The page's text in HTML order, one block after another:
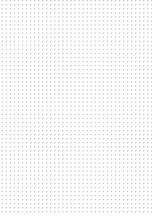
MAIL